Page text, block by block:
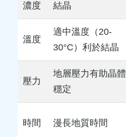
濃度
結晶
溫度
適中溫度（20-
30°C）利於結晶
壓力
地層壓力有助晶體
穩定
時間 漫長地質時間